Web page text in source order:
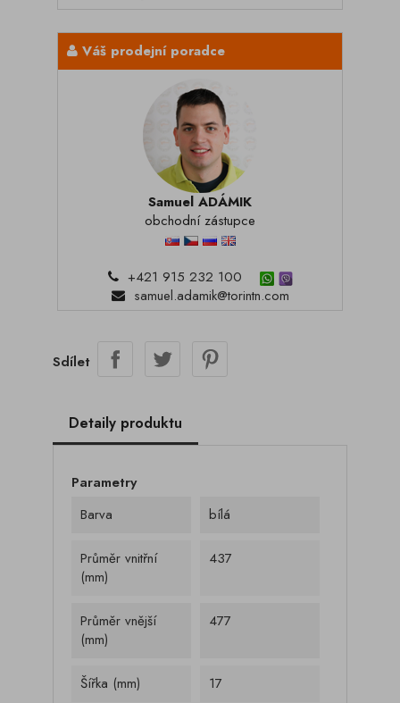
Váš prodejní poradce
Samuel ADÁMIK
obchodní zástupce
+421 915 232 100
samuel.adamik@torintn.com
Sdílet
Detaily produktu
Parametry
Barva
bílá
Průměr vnitřní
(mm)
437
Průměr vnější
(mm)
477
Šířka (mm) 17